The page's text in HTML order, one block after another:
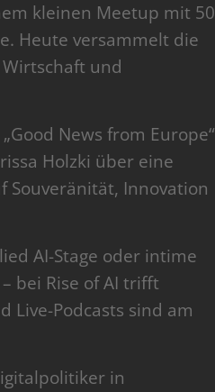
kleinen Meetup mit 50
Heute versammelt die
und
News from Europe“
Holzki über eine
Souveränität, Innovation
AI-Stage oder intime
bei Rise of AI trifft
Live-Podcasts sind am
in